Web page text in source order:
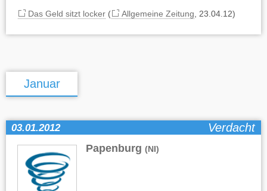
Das Geld sitzt locker( Allgemeine Zeitung , 23.04.12)
Januar
03.01.2012 Verdacht
Papenburg (NI)